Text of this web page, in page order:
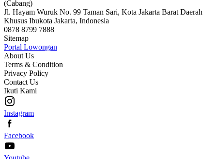
(Cabang)
Jl. Hayam Wuruk No. 99 Taman Sari, Kota Jakarta Barat Daerah
Khusus Ibukota Jakarta, Indonesia
0878 8799 7888
Sitemap
Portal Lowongan
About Us
Terms & Condition
Privacy Policy
Contact Us
Ikuti Kami
Instagram
Facebook